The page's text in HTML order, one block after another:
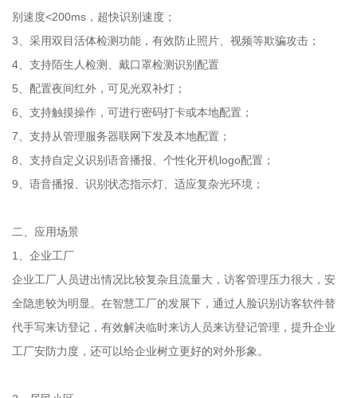
别速度<200ms，超快识别速度；
3、采用双目活体检测功能，有效防止照片、视频等欺骗攻击；
4、支持陌生人检测、戴口罩检测识别配置
5、配置夜间红外，可见光双补灯；
6、支持触摸操作，可进行密码打卡或本地配置；
7、支持从管理服务器联网下发及本地配置；
8、支持自定义识别语音播报、个性化开机logo配置；
9、语音播报、识别状态指示灯、适应复杂光环境；
二、应用场景
1、企业工厂
企业工厂人员进出情况比较复杂且流量大，访客管理压力很大，安
全隐患较为明显。在智慧工厂的发展下，通过人脸识别访客软件替
代手写来访登记，有效解决临时来访人员来访登记管理，提升企业
工厂安防力度，还可以给企业树立更好的对外形象。